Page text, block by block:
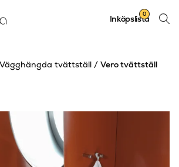
Sök
Inköpslista
0
Vägghängda tvättställ / Vero tvättställ